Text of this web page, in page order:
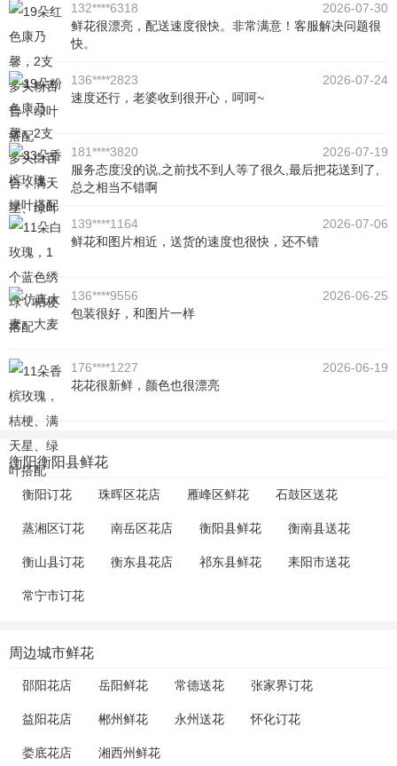
132****6318
2026-07-30
鲜花很漂亮，配送速度很快。非常满意！客服解决问题很
快。
136****2823
2026-07-24
速度还行，老婆收到很开心，呵呵~
181****3820
2026-07-19
服务态度没的说,之前找不到人等了很久,最后把花送到了,
总之相当不错啊
139****1164
2026-07-06
鲜花和图片相近，送货的速度也很快，还不错
136****9556
2026-06-25
包装很好，和图片一样
176****1227
2026-06-19
花花很新鲜，颜色也很漂亮
衡阳衡阳县鲜花
衡阳订花 珠晖区花店 雁峰区鲜花 石鼓区送花
蒸湘区订花 南岳区花店 衡阳县鲜花 衡南县送花
衡山县订花 衡东县花店 祁东县鲜花 耒阳市送花
常宁市订花
周边城市鲜花
邵阳花店 岳阳鲜花 常德送花 张家界订花
益阳花店 郴州鲜花 永州送花 怀化订花
娄底花店 湘西州鲜花